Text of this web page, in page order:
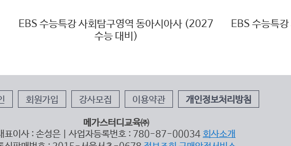
EBS 수능특강 사회탐구영역 동아시아사 (2027
수능 대비)
EBS 수능특
회원가입 강사모집 이용약관 개인정보처리방침
메가스터디교육㈜
표이사 : 손성은 | 사업자등록번호 : 780-87-00034 회사소개